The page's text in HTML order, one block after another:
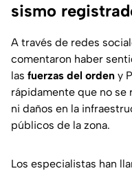
sismo
A través de redes
comentaron haber
las fuerzas del orden y
rápidamente que no se
ni daños en la
públicos de la zona.
Los especialistas han